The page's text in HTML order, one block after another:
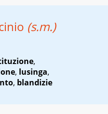
(s.m.)
,
, lusinga,
, blandizie